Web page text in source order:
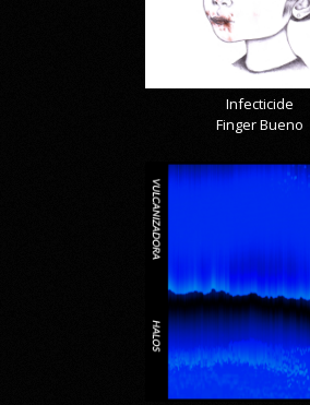
Infecticide
Finger Bueno